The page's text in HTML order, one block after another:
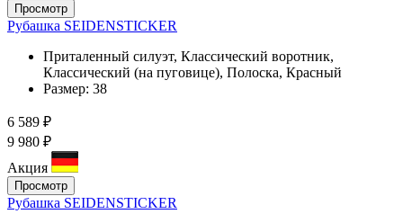
Просмотр
Рубашка SEIDENSTICKER
Приталенный силуэт, Классический воротник,
Классический (на пуговице), Полоска, Красный
Размер: 38
6 589 ₽
9 980 ₽
Акция
Просмотр
Рубашка SEIDENSTICKER